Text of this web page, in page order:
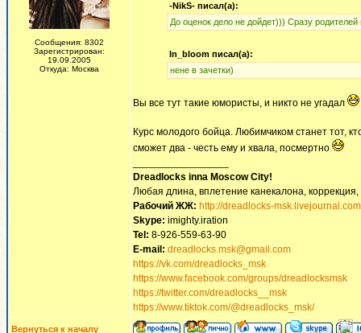
Сообщения: 8302
Зарегистрирован:
19.09.2005
Откуда: Москва
-NikS- писал(а):
До оценок дело не дойдет))) Сразу
In_bloom писал(а):
нене в зачетки)
Вы все тут такие юмористы, и никто не угадал
Курс молодого бойца. Любимчиком станет тот,
сможет два - честь ему и хвала, посмертно
Dreadlocks inna Moscow Сity!
Любая длина, вплетение канекалона,
Рабочий ЖЖ: http://dreadlocks-
Skype: imighty.iration
Tel: 8-926-559-63-90
E-mail: dreadlocks.msk@gmail.com
https://vk.com/dreadlocks_msk
https://www.facebook.com/groups/dreadlocksmsk
https://twitter.com/dreadlocks__msk
https://www.tiktok.com/@dreadlocks_msk/
Вернуться к началу